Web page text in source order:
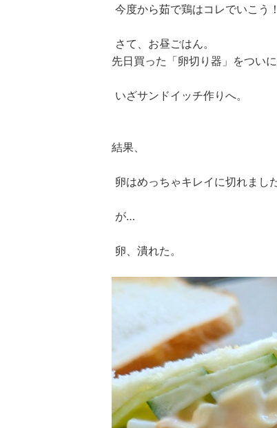
今度から茹で鶏はコレでいこう！
さて、お昼ごはん。
先日買った「卵切り器」をつい
いざサンドイッチ作りへ。
結果、
卵はめっちゃキレイに切れまし
が…
卵、潰れた。